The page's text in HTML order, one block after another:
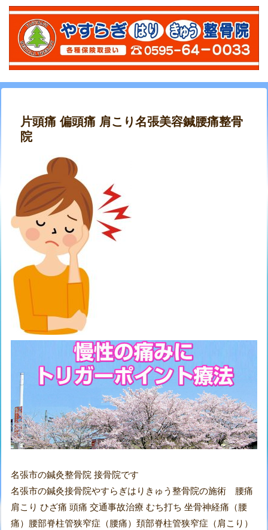
片頭痛 偏頭痛 肩こり名張美容鍼腰痛整骨
院
名張市の鍼灸整骨院 接骨院です
名張市の鍼灸接骨院やすらぎはりきゅう整骨院の施術 腰痛
肩こり ひざ痛 頭痛 交通事故治療 むち打ち 坐骨神経痛（腰
痛）腰部脊柱管狭窄症（腰痛）頚部脊柱管狭窄症（肩こり）